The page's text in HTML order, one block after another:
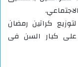
كراتين رمضان
على كبار السن فى